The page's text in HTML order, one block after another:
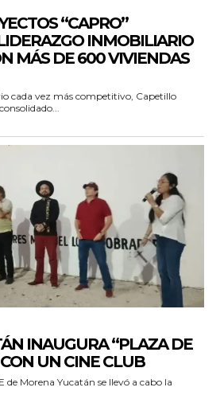
“CAPRO”
INMOBILIARIO
MÁS DE 600 VIVIENDAS
cada vez más competitivo, Capetillo
INAUGURA “PLAZA DE
UN CINE CLUB
de Morena Yucatán se llevó a cabo la